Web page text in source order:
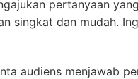
pertanyaan
singkat dan mudah.
audiens menjawab